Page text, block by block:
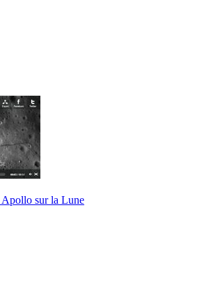
Apollo sur la Lune